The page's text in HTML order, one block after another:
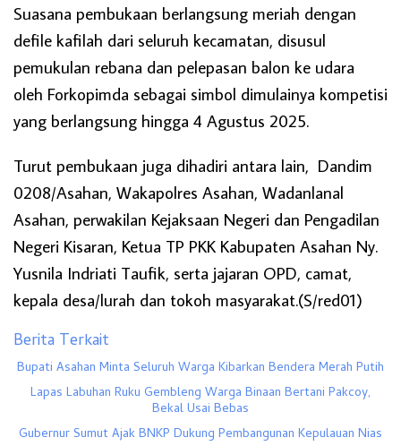
Suasana pembukaan berlangsung meriah dengan
defile kafilah dari seluruh kecamatan, disusul
pemukulan rebana dan pelepasan balon ke udara
oleh Forkopimda sebagai simbol dimulainya kompetisi
yang berlangsung hingga 4 Agustus 2025.
Turut pembukaan juga dihadiri antara lain, Dandim
0208/Asahan, Wakapolres Asahan, Wadanlanal
Asahan, perwakilan Kejaksaan Negeri dan Pengadilan
Negeri Kisaran, Ketua TP PKK Kabupaten Asahan Ny.
Yusnila Indriati Taufik, serta jajaran OPD, camat,
kepala desa/lurah dan tokoh masyarakat.(S/red01)
Berita Terkait
Bupati Asahan Minta Seluruh Warga Kibarkan Bendera Merah Putih
Lapas Labuhan Ruku Gembleng Warga Binaan Bertani Pakcoy,
Bekal Usai Bebas
Gubernur Sumut Ajak BNKP Dukung Pembangunan Kepulauan Nias